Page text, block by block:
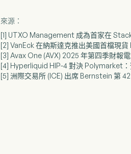
來源：
[1] UTXO Management 成為首家在
[2] VanEck 在納斯達克推出美國首檔現
[3] Avax One (AVX) 2025 年第四季財報
[4] Hyperliquid HIP-4 對決 Polymarket
[5] 洲際交易所 (ICE) 出席 Bernstein 第